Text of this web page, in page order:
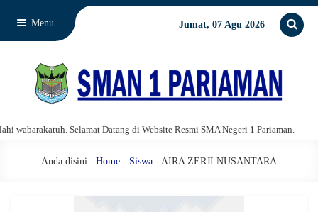
Menu Jumat, 07 Agu 2026
Selamat Datang di Website Resmi SMA Negeri 1 Pariaman.
Anda disini : Home - Siswa - AIRA ZERJI NUSANTARA